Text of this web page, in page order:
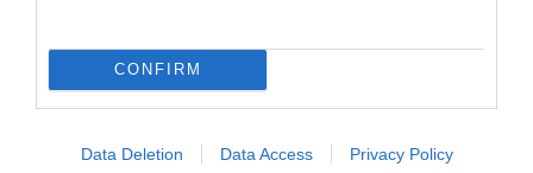
CONFIRM
Data Deletion Data Access Privacy Policy
της Ζωής μας
το ελληνικό καλοκαίρι και ένας